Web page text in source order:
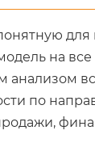
для
на все
анализом
по